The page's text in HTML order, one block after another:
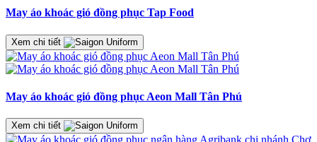
May áo khoác gió đồng phục Tap Food
Xem chi tiết
May áo khoác gió đồng phục Aeon Mall Tân Phú
Xem chi tiết